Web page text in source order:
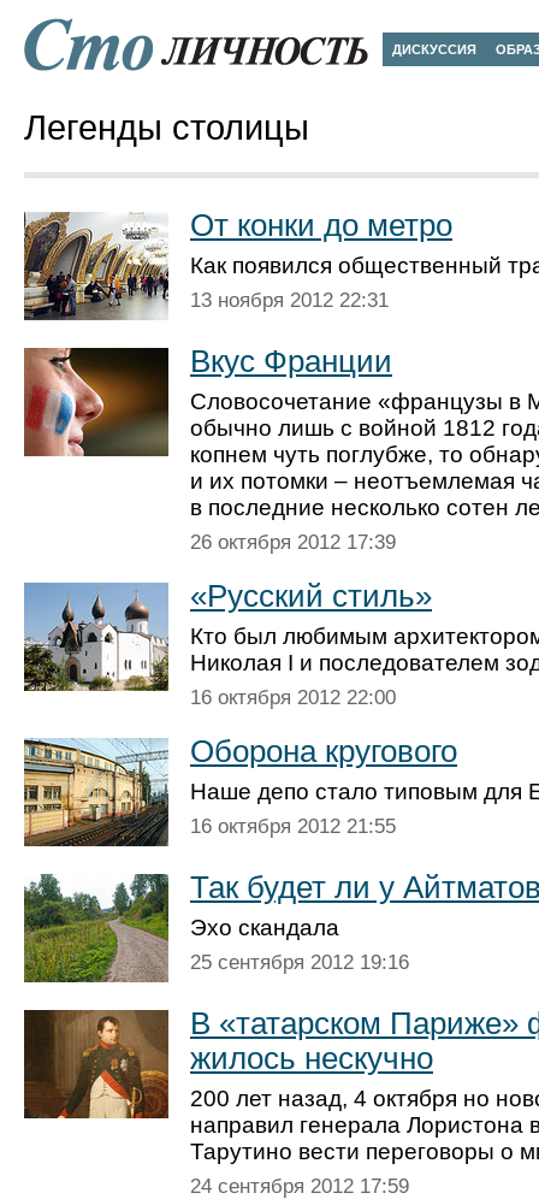
ДИСКУССИЯ
Легенды столицы
От конки до метро
Как появился общественный
13 ноября 2012 22:31
Вкус Франции
Словосочетание «французы в
обычно лишь с войной 1812
копнем чуть поглубже, то
и их потомки – неотъемлемая
в последние несколько сотен
26 октября 2012 17:39
«Русский стиль»
Кто был любимым
Николая I и последователем
16 октября 2012 22:00
Оборона кругового
Наше депо стало типовым для
16 октября 2012 21:55
Так будет ли у
Эхо скандала
25 сентября 2012 19:16
В «татарском Париже»
жилось нескучно
200 лет назад, 4 октября но
направил генерала Лористона
Тарутино вести переговоры о
24 сентября 2012 17:59